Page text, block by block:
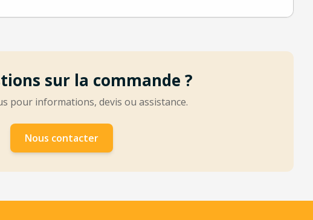
sur la commande ?
pour informations, devis ou assistance.
Nous contacter